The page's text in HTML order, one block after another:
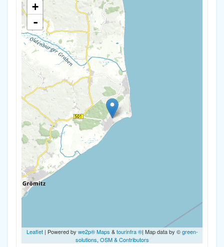
+
-
Leaflet| Powered by we2p® Maps &tourinfra ®| Map data by ©green-
solutions, OSM & Contributors